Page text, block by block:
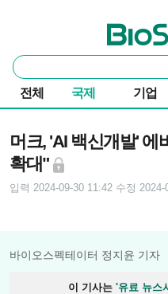
바이오스펙
통
합
검
색
전체 국제 기업
머크, 'AI 백신개발' 에
확대"
입력 2024-09-30 11:42 수정 2024-
바이오스펙테이터 정지윤 기자
이 기사는 '유료 뉴스